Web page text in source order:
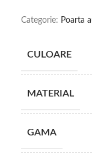
Categorie: Poarta
CULOARE
MATERIAL
GAMA